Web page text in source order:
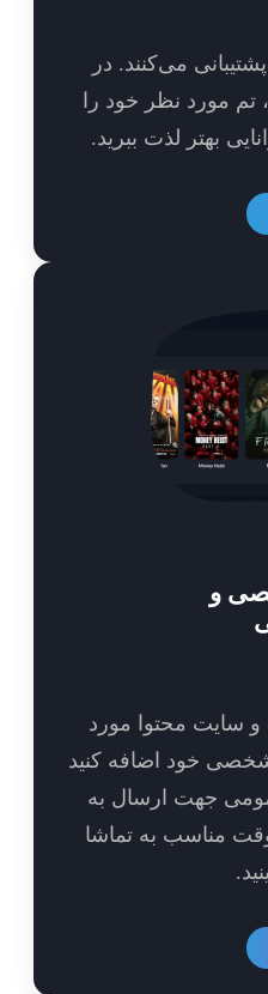
در
خود را
ببرید.
مورد
کنید
به
به تماشا